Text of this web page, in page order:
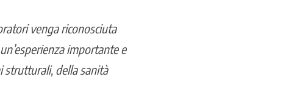
venga riconosciuta
importante e
strutturali, della sanità